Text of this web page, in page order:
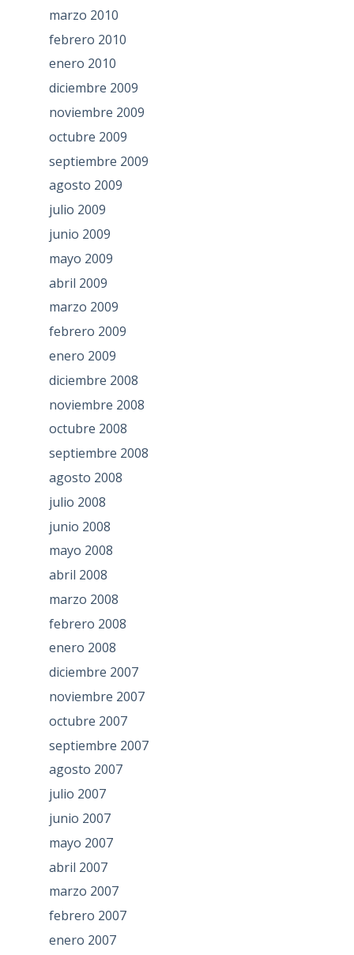
marzo 2010
febrero 2010
enero 2010
diciembre 2009
noviembre 2009
octubre 2009
septiembre 2009
agosto 2009
julio 2009
junio 2009
mayo 2009
abril 2009
marzo 2009
febrero 2009
enero 2009
diciembre 2008
noviembre 2008
octubre 2008
septiembre 2008
agosto 2008
julio 2008
junio 2008
mayo 2008
abril 2008
marzo 2008
febrero 2008
enero 2008
diciembre 2007
noviembre 2007
octubre 2007
septiembre 2007
agosto 2007
julio 2007
junio 2007
mayo 2007
abril 2007
marzo 2007
febrero 2007
enero 2007